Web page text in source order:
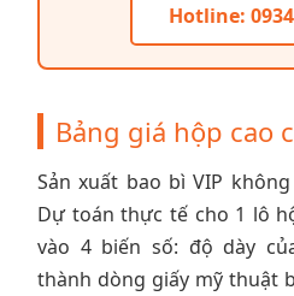
Hotline:
Bảng giá hộp cao
Sản xuất bao bì VIP
Dự toán thực tế cho 1 lô
vào 4 biến số: độ dày
thành dòng giấy mỹ thuật